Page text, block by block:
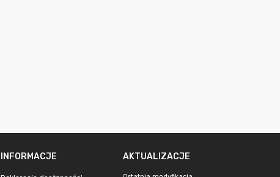
INFORMACJE AKTUALIZACJE